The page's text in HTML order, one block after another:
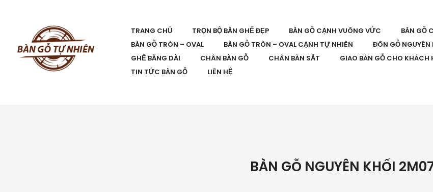
TRANG CHỦ TRỌN BỘ BÀN GHẾ ĐẸP BÀN GỖ CẠNH VUÔNG VỨC
BÀN GỖ
BÀN GỖ TRÒN – OVAL
BÀN GỖ TRÒN – OVAL CẠNH TỰ NHIÊN ĐÔN GỖ NGUYÊN
GHẾ BĂNG DÀI
CHÂN BÀN GỖ CHÂN BÀN SẮT
GIAO BÀN GỖ CHO KHÁCH
TIN TỨC BÀN GỖ
LIÊN HỆ
BÀN GỖ NGUYÊN KHỐI